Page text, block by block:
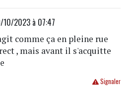
2023 à 07:47
comme ça en pleine rue
, mais avant il s'acquitte
Signaler